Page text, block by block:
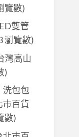
覽數)
雙管
瀏覽數)
灣高山
)
洗包包
巿百貨
數)